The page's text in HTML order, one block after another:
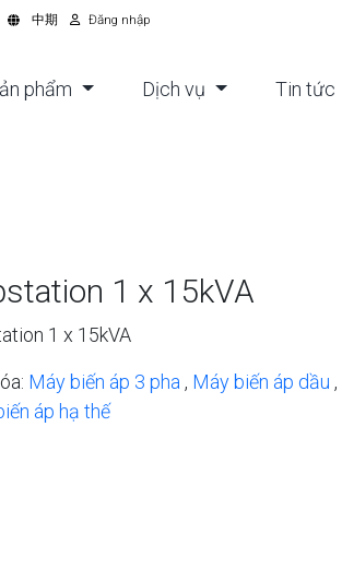
中期 Đăng nhập
phẩm Dịch vụ Tin tức
1 x 15kVA
1 x 15kVA
Máy biến áp 3 pha , Máy biến áp dầu ,
áp hạ thế